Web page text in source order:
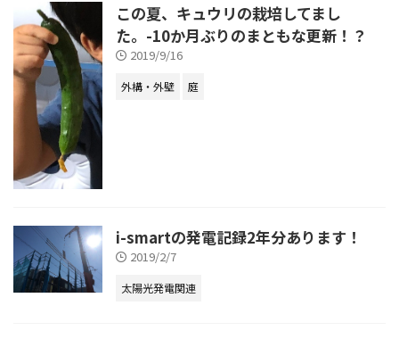
この夏、キュウリの栽培してまし
た。-10か月ぶりのまともな更新！？
2019/9/16
外構・外壁 庭
i-smartの発電記録2年分あります！
2019/2/7
太陽光発電関連